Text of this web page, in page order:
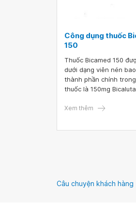
Công dụng thuốc
150
Thuốc Bicamed 150
dưới dạng viên nén
thành phần chính
thuốc là 150mg
và cách sử dụng như
Xem thêm
Câu chuyện khách hàng